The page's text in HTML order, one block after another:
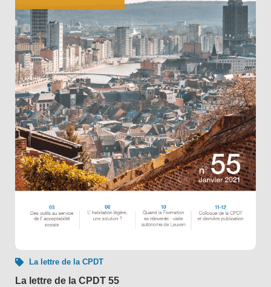
La lettre de la CPDT
La lettre de la CPDT 55